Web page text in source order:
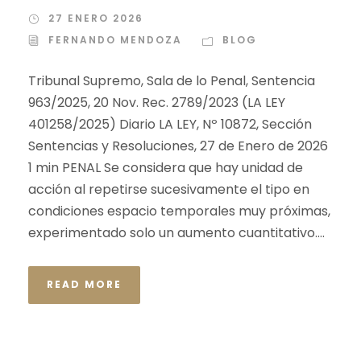
27 ENERO 2026
FERNANDO MENDOZA
BLOG
Tribunal Supremo, Sala de lo Penal, Sentencia
963/2025, 20 Nov. Rec. 2789/2023 (LA LEY
401258/2025) Diario LA LEY, Nº 10872, Sección
Sentencias y Resoluciones, 27 de Enero de 2026
1 min PENAL Se considera que hay unidad de
acción al repetirse sucesivamente el tipo en
condiciones espacio temporales muy próximas,
experimentado solo un aumento cuantitativo....
READ MORE